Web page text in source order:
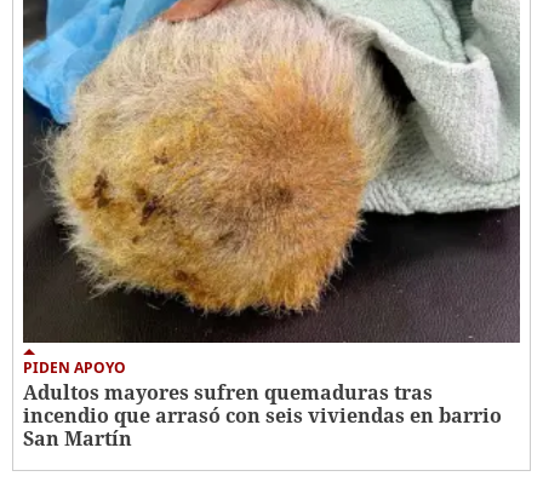
PIDEN APOYO
Adultos mayores sufren quemaduras tras
incendio que arrasó con seis viviendas en barrio
San Martín